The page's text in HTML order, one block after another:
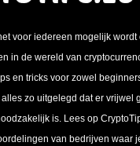
voor iedereen mogelijk wordt
in de wereld van
en tricks voor zowel
zo uitgelegd dat er vrijwel
is. Lees op
van bedrijven waar